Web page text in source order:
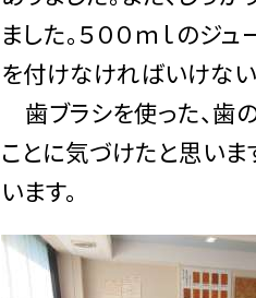
ました。５００ｍｌのジ
を付けなければいけない
歯ブラシを使った、歯
ことに気づけたと思いま
います。